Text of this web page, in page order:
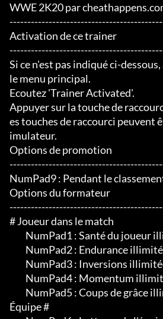
WWE 2K20 par
Activation de ce trainer
Si ce n'est pas indiqué ci-
le menu principal.
Ecoutez 'Trainer Activated'.
Appuyer sur la touche de
es touches de raccourci peuvent
imulateur.
Options de promotion
NumPad9 : Pendant le
Options du formateur
# Joueur dans le match
Équipe #